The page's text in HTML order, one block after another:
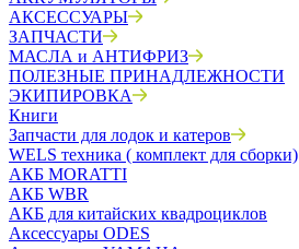
АКСЕССУАРЫ
ЗАПЧАСТИ
МАСЛА и АНТИФРИЗ
ПОЛЕЗНЫЕ ПРИНАДЛЕЖНОСТИ
ЭКИПИРОВКА
Книги
Запчасти для лодок и катеров
WELS техника ( комплект для сборки)
АКБ MORATTI
АКБ WBR
АКБ для китайских квадроциклов
Аксессуары ODES